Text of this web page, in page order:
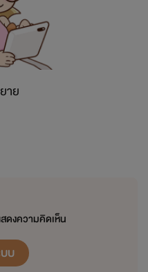
าย
ดงความคิดเห็น
บ